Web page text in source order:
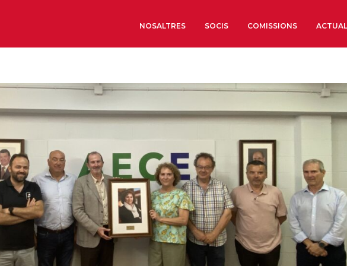
NOSALTRES
Òrgans de Govern
Òrgans Consultius
Institut d’Estudis
Societat Barcelonesa
Econòmics i Socials
Organitzacions
Organitzacions
Coneix més
SOCIS COMISSIONS